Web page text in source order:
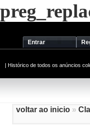
Entrar
| Histórico de todos os anúncios
voltar ao inicio »